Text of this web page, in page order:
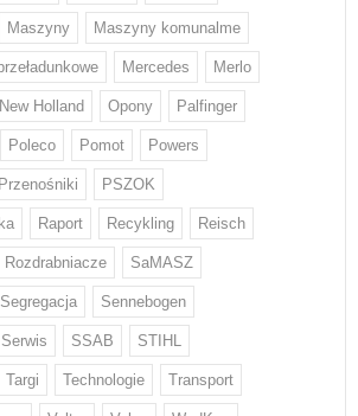
Maszyny Maszyny komunalme
Mercedes Merlo
New Holland Opony Palfinger
Poleco Pomot Powers
Przenośniki PSZOK
Raport Recykling Reisch
Rozdrabniacze SaMASZ
Segregacja Sennebogen
Serwis SSAB STIHL
Targi Technologie Transport